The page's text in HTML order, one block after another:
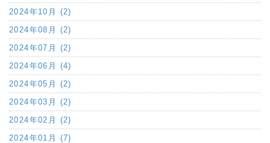
2024年10月 (2)
2024年08月 (2)
2024年07月 (2)
2024年06月 (4)
2024年05月 (2)
2024年03月 (2)
2024年02月 (2)
2024年01月 (7)